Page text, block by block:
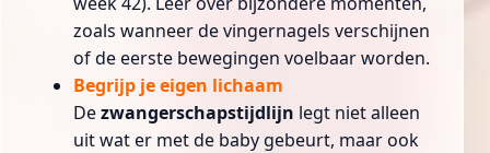
zoals wanneer de vingernagels verschijnen
of de eerste bewegingen voelbaar worden.
Begrijp je eigen lichaam
Dezwangerschapstijdlijn legt niet alleen
uit wat er met de baby gebeurt, maar ook